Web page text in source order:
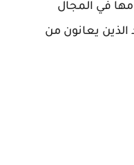
في المجال
الذين يعانون من